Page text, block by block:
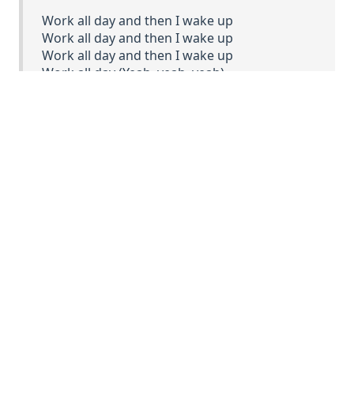
Work all day and then I wake up
Work all day and then I wake up
Work all day and then I wake up
Work all day (Yeah, yeah, yeah)